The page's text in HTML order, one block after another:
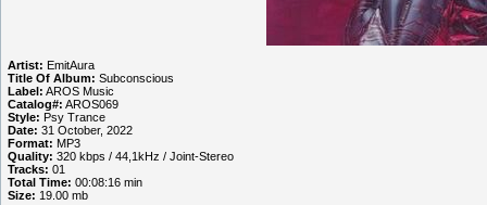
Artist: EmitAura
Title Of Album: Subconscious
Label: AROS Music
Catalog#: AROS069
Style: Psy Trance
Date: 31 October, 2022
Format: MP3
Quality: 320 kbps / 44,1kHz / Joint-Stereo
Tracks: 01
Total Time: 00:08:16 min
Size: 19.00 mb